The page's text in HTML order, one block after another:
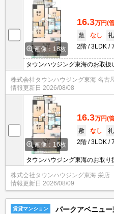
画像：18枚
16.3万円(
敷
なし 礼
2階
3LDK
タウンハウジング東海のお取扱
などお気軽にお問い合わせくだ
株式会社タウンハウジング東海 名古
情報更新日 2026/08/08
画像：16枚
16.3万円(
敷
なし 礼
2階
3LDK
タウンハウジング東海のお取り
詳細などお気軽にお問い合わせ
株式会社タウンハウジング東海 栄店
情報更新日 2026/08/09
賃貸マンション パークアベニュー